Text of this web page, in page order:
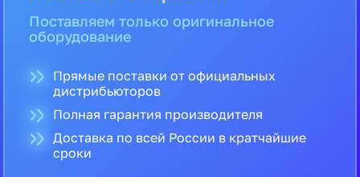
Поставляем только оригинальное
оборудование
Прямые поставки от официальных
дистрибьюторов
Полная гарантия производителя
Доставка по всей России в кратчайшие
сроки